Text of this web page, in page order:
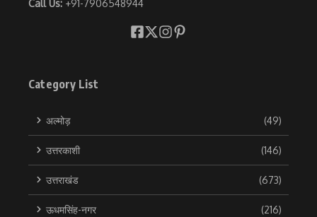
Call Us: +91-7906548944
Category List
अल्मोड़ (49)
उत्तरकाशी (146)
उत्तराखंड (673)
ऊधमसिंह-नगर (216)